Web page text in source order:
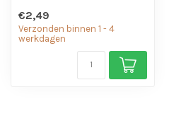
lucht
- Met oogjes om ...
€2,49
Verzonden binnen 1 - 4
werkdagen